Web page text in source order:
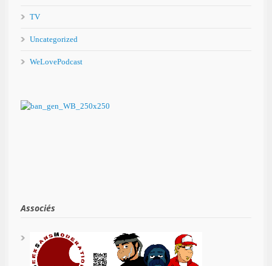
TV
Uncategorized
WeLovePodcast
Associés